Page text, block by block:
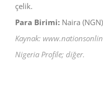
çelik.
Para Birimi: Naira (NGN)
Kaynak:
Nigeria Profile; diğer.